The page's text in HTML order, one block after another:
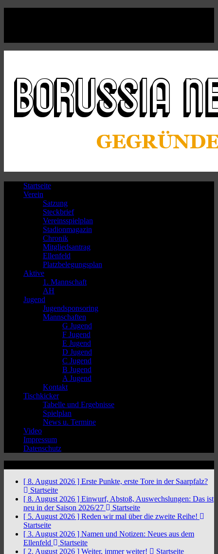
Startseite
Verein
Satzung
Steckbrief
Vereinsspielplan
Stadionmagazin
Chronik
Mitgliedsantrag
Ellenfeld
Platzbelegungsplan
Aktive
1. Mannschaft
AH
Jugend
Jugendsponsoring
Mannschaften
G Jugend
F Jugend
E Jugend
D Jugend
C Jugend
B Jugend
A Jugend
Kontakt
Tischkicker
Tabelle und Ergebnisse
Spielplan
News u. Termine
Video
Impressum
Datenschutz
[ 8. August 2026 ] Erste Punkte, erste Tore in der Saarpfalz?
Startseite
[ 8. August 2026 ] Einwurf, Abstoß, Auswechslungen: Das ist
neu in der Saison 2026/27
Startseite
[ 5. August 2026 ] Reden wir mal über die zweite Reihe!
Startseite
[ 3. August 2026 ] Namen und Notizen: Neues aus dem
Ellenfeld
Startseite
[ 2. August 2026 ] Weiter, immer weiter!
Startseite